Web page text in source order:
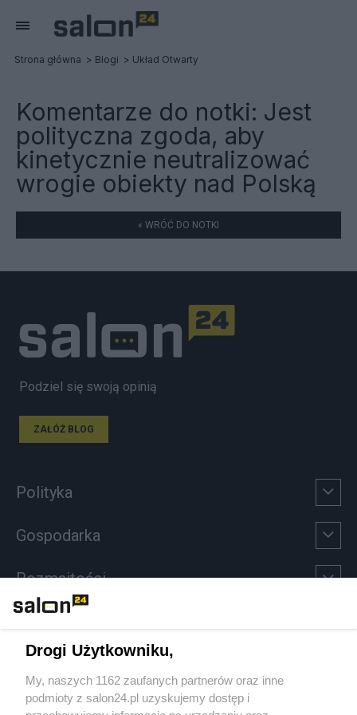
Strona główna Blogi Układ Otwarty
Komentarze do notki: Jest
polityczna zgoda, aby
kinetycznie neutralizować
wrogie obiekty nad Polską
« WRÓĆ DO NOTKI
Podziel się swoją opinią
ZAŁÓŻ BLOG
Polityka
Gospodarka
Rozmaitości
Sport
Społeczeństwo
Drogi Użytkowniku,
My, naszych 1162 zaufanych partnerów oraz inne
podmioty z salon24.pl uzyskujemy dostęp i